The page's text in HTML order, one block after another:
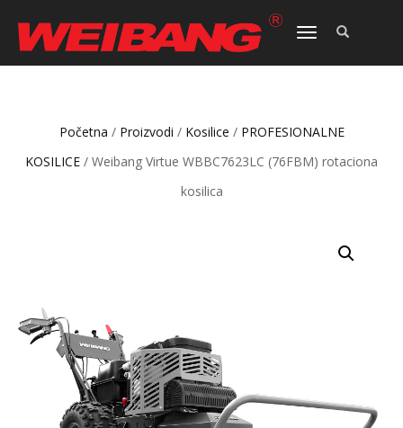
TOGGLE
Početna / Proizvodi / Kosilice / PROFESIONALNE
KOSILICE / Weibang Virtue WBBC7623LC (76FBM) rotaciona
kosilica